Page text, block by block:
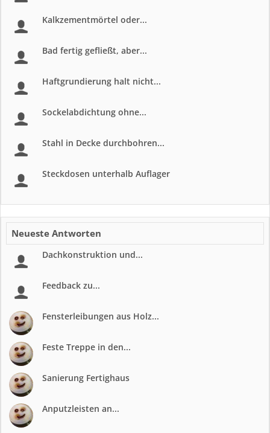
Kalkzementmörtel oder...
Bad fertig gefließt, aber...
Haftgrundierung halt nicht...
Sockelabdichtung ohne...
Stahl in Decke durchbohren...
Steckdosen unterhalb Auflager
Neueste Antworten
Dachkonstruktion und...
Feedback zu...
Fensterleibungen aus Holz...
Feste Treppe in den...
Sanierung Fertighaus
Anputzleisten an...